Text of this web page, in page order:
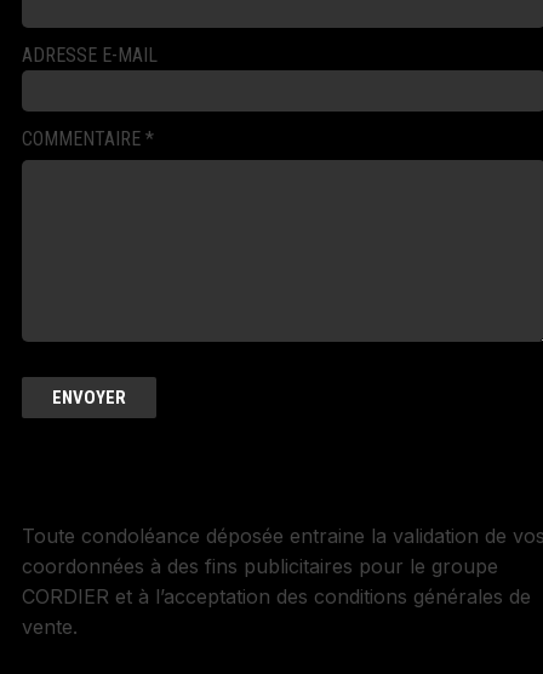
ADRESSE E-MAIL
COMMENTAIRE *
Toute condoléance déposée entraine la validation de
coordonnées à des fins publicitaires pour le groupe
CORDIER et à l’acceptation des conditions générales de
vente.